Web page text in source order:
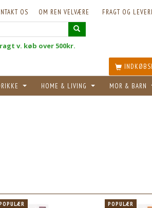
FRAGT OG
OM REN VELVÆRE
OS
v. køb over 500kr.
HOME & LIVING MOR & BARN
POPULÆR